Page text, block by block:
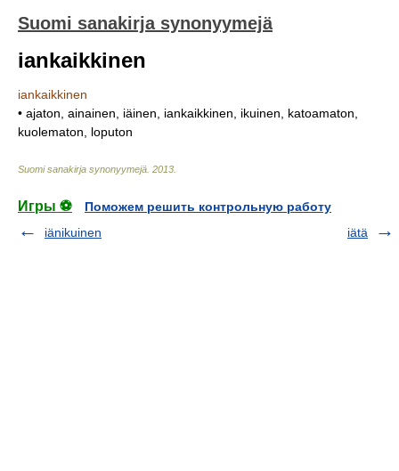
Suomi sanakirja synonyymejä
iankaikkinen
iankaikkinen
• ajaton, ainainen, iäinen, iankaikkinen, ikuinen, katoamaton,
kuolematon, loputon
Suomi sanakirja synonyymejä 2013
Игры ⚽
Поможем решить контрольную работу
iänikuinen
iätä